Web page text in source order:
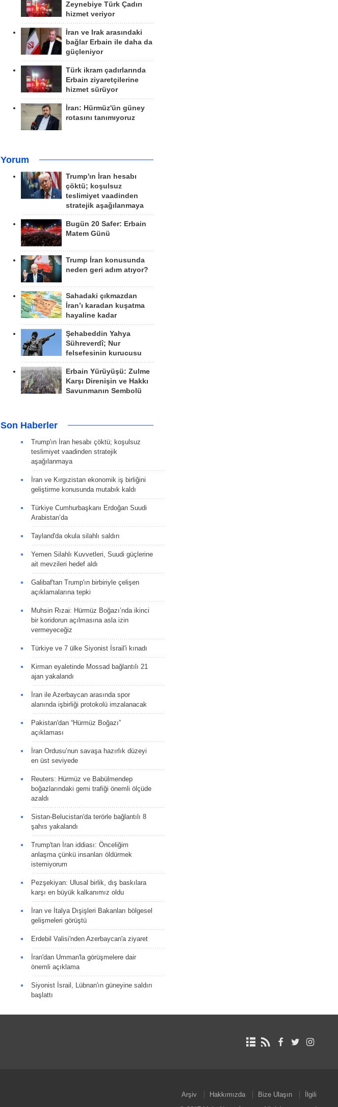
Zeynebiye Türk Çadırı
hizmet veriyor
İran ve Irak arasındaki
bağlar Erbain ile daha da
güçleniyor
Türk ikram çadırlarında
Erbain ziyaretçilerine
hizmet sürüyor
İran: Hürmüz'ün güney
rotasını tanımıyoruz
Yorum
Trump'ın İran hesabı
çöktü; koşulsuz
teslimiyet vaadinden
stratejik aşağılanmaya
Bugün 20 Safer: Erbain
Matem Günü
Trump İran konusunda
neden geri adım atıyor?
Sahadaki çıkmazdan
İran’ı karadan kuşatma
hayaline kadar
Şehabeddin Yahya
Sühreverdî; Nur
felsefesinin kurucusu
Erbain Yürüyüşü: Zulme
Karşı Direnişin ve Hakkı
Savunmanın Sembolü
Son Haberler
Trump'ın İran hesabı çöktü; koşulsuz
teslimiyet vaadinden stratejik
aşağılanmaya
İran ve Kırgızistan ekonomik iş birliğini
geliştirme konusunda mutabık kaldı
Türkiye Cumhurbaşkanı Erdoğan Suudi
Arabistan’da
Tayland'da okula silahlı saldırı
Yemen Silahlı Kuvvetleri, Suudi güçlerine
ait mevzileri hedef aldı
Galibaf'tan Trump'ın birbiriyle çelişen
açıklamalarına tepki
Muhsin Rızai: Hürmüz Boğazı’nda ikinci
bir koridorun açılmasına asla izin
vermeyeceğiz
Türkiye ve 7 ülke Siyonist İsrail'i kınadı
Kirman eyaletinde Mossad bağlantılı 21
ajan yakalandı
İran ile Azerbaycan arasında spor
alanında işbirliği protokolü imzalanacak
Pakistan'dan “Hürmüz Boğazı”
açıklaması
İran Ordusu’nun savaşa hazırlık düzeyi
en üst seviyede
Reuters: Hürmüz ve Babülmendep
boğazlarındaki gemi trafiği önemli ölçüde
azaldı
Sistan-Belucistan'da terörle bağlantılı 8
şahıs yakalandı
Trump'tan İran iddiası: Önceliğim
anlaşma çünkü insanları öldürmek
istemiyorum
Pezşekiyan: Ulusal birlik, dış baskılara
karşı en büyük kalkanımız oldu
İran ve İtalya Dışişleri Bakanları bölgesel
gelişmeleri görüştü
Erdebil Valisi'nden Azerbaycan'a ziyaret
İran'dan Umman'la görüşmelere dair
önemli açıklama
Siyonist İsrail, Lübnan'ın güneyine saldırı
başlattı
Arşiv Hakkımızda Bize Ulaşın
İlgili